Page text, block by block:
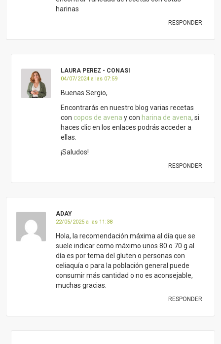
harinas
RESPONDER
LAURA PEREZ - CONASI
04/07/2024 a las 07:59
Buenas Sergio,
Encontrarás en nuestro blog varias recetas
con copos de avena y con harina de avena, si
haces clic en los enlaces podrás acceder a
ellas.
¡Saludos!
RESPONDER
ADAY
22/05/2025 a las 11:38
Hola, la recomendación máxima al día que se
suele indicar como máximo unos 80 o 70 g al
día es por tema del gluten o personas con
celiaquía o para la población general puede
consumir más cantidad o no es aconsejable,
muchas gracias.
RESPONDER